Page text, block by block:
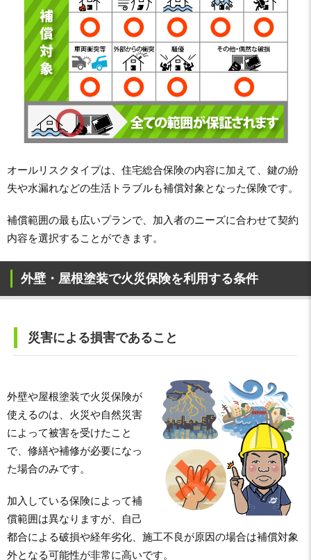
オールリスクタイプは、住宅総合保険の内容に加えて、鍵の紛
失や水漏れなどの生活トラブルも補償対象となった保険です。
補償範囲の最も広いプランで、加入者のニーズに合わせて契約
内容を選択することができます。
外壁・屋根塗装で火災保険を利用する条件
災害による損害であること
外壁や屋根塗装で火災保険が
使えるのは、火災や自然災害
によって被害を受けたこと
で、修繕や補修が必要になっ
た場合のみです。
加入している保険によって補
償範囲は異なりますが、自己
都合による破損や経年劣化、施工不良が原因の場合は補償対象
外となる可能性が非常に高いです。